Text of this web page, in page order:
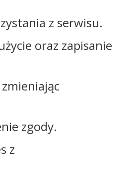
Informacje dodatkowe:
REGON: 910866910
TERYT: 0464011
z serwisu.
oraz zapisanie
zgody.
z